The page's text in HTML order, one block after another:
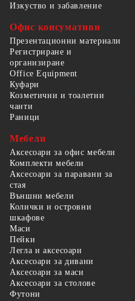
Изкуство и забавление
Офис консумативи
Презентационни материали
Регистриране и
организиране
Office Equipment
Куфари
Козметични и тоалетни
чанти
Раници
Мебели
Аксесоари за офис мебели
Комплекти мебели
Аксесоари за паравани за
стая
Външни мебели
Колички и островни
шкафове
Маси
Пейки
Легла и аксесоари
Аксесоари за дивани
Аксесоари за маси
Аксесоари за столове
Футони